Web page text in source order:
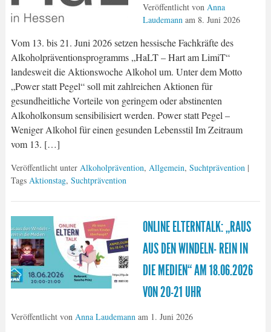
Veröffentlicht von Anna
Laudemann am 8. Juni 2026
Vom 13. bis 21. Juni 2026 setzen hessische Fachkräfte des
Alkoholpräventionsprogramms „HaLT – Hart am LimiT“
landesweit die Aktionswoche Alkohol um. Unter dem Motto
„Power statt Pegel“ soll mit zahlreichen Aktionen für
gesundheitliche Vorteile von geringem oder abstinenten
Alkoholkonsum sensibilisiert werden. Power statt Pegel –
Weniger Alkohol für einen gesunden Lebensstil Im Zeitraum
vom 13. […]
Veröffentlicht unter Alkoholprävention, Allgemein, Suchtprävention |
Tags Aktionstag, Suchtprävention
ONLINE ELTERNTALK: „RAUS
AUS DEN WINDELN- REIN IN
DIE MEDIEN“ AM 18.06.2026
VON 20-21 UHR
Veröffentlicht von Anna Laudemann am 1. Juni 2026